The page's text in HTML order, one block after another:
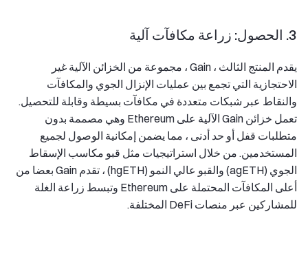
3. الحصول: زراعة مكافآت آلية
يقدم المنتج الثالث ، Gain ، مجموعة من الخزائن الآلية غير
الاحتجازية التي تجمع بين عمليات الإنزال الجوي والمكافآت
والنقاط عبر شبكات متعددة في مكافآت بسيطة وقابلة للتحصيل.
تعمل خزائن Gain الآلية على Ethereum وهي مصممة بدون
متطلبات قفل أو حد أدنى ، مما يضمن إمكانية الوصول لجميع
المستخدمين. من خلال استراتيجيات مثل قبو مكاسب الإسقاط
الجوي (agETH) والقبو عالي النمو (hgETH) ، تقدم Gain بعضا من
أعلى المكافآت المحتملة على Ethereum وتبسط زراعة الغلة
للمشاركين عبر منصات DeFi المختلفة.